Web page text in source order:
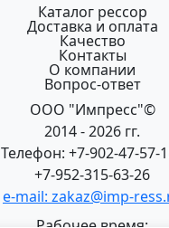
Каталог рессор
Доставка и оплата
Качество
Контакты
О компании
Вопрос-ответ
ООО "Импресс"©
2014 - 2026 гг.
Телефон: +7-902-47-57-
+7-952-315-63-26
e-mail: zakaz@imp-